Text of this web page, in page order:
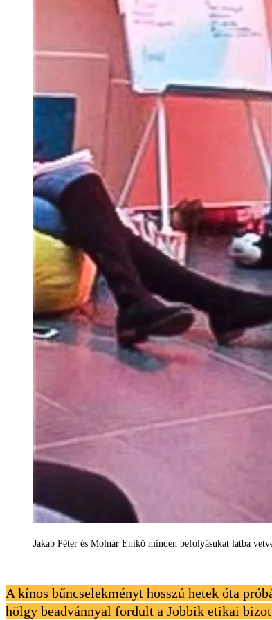
Jakab Péter és Molnár Enikő minden befolyásukat latba
A kínos bűncselekményt hosszú hetek óta
hölgy beadvánnyal fordult a Jobbik etikai